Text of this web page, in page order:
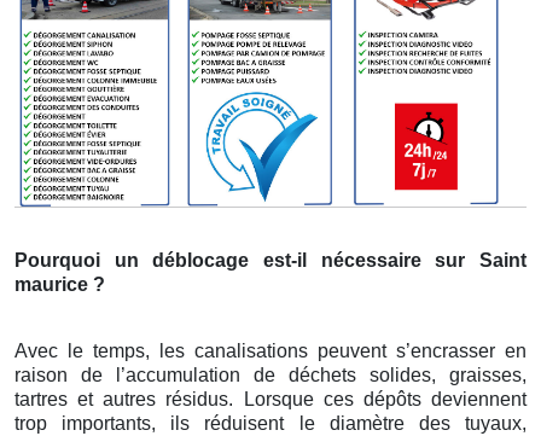
Pourquoi un déblocage est-il nécessaire sur Saint
maurice ?
Avec le temps, les canalisations peuvent s’encrasser en
raison de l’accumulation de déchets solides, graisses,
tartres et autres résidus. Lorsque ces dépôts deviennent
trop importants, ils réduisent le diamètre des tuyaux,